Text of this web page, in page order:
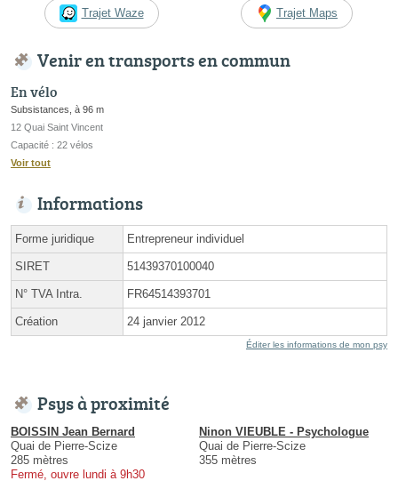
Trajet Waze Trajet Maps
Venir en transports en commun
En vélo
Subsistances, à 96 m
12 Quai Saint Vincent
Capacité : 22 vélos
Voir tout
Informations
Forme juridique Entrepreneur individuel
SIRET 51439370100040
N° TVA Intra. FR64514393701
Création 24 janvier 2012
Éditer les informations de mon psy
Psys à proximité
BOISSIN Jean Bernard
Quai de Pierre-Scize
285 mètres
Fermé, ouvre lundi à 9h30
Ninon VIEUBLE - Psychologue
Quai de Pierre-Scize
355 mètres